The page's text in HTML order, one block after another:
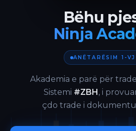
Bëhu
Ninja
ANËTARËSIM 1-
Akademia e parë për
Sistemi #ZBH, i
çdo trade i